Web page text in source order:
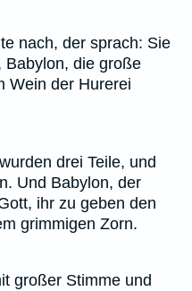
nach, der sprach: Sie
Babylon, die große
Wein der Hurerei
drei Teile, und
Und Babylon, der
ihr zu geben den
grimmigen Zorn.
großer Stimme und